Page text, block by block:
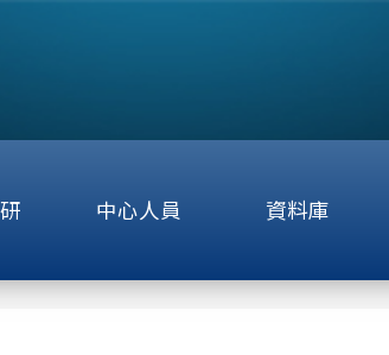
中心人員 資料庫